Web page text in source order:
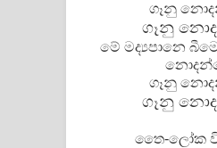
ගෑනු
ගෑනු
මේ මද්‍යපානෙ
ගෑනු
ගෑනු
තෛ-ලෝක